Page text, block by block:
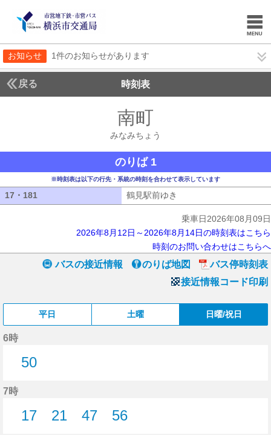
お知らせ 1件のお知らせがあります
戻る 時刻表
南町
みなみちょう
のりば 1
※時刻表は以下の行先・系統の時刻を合わせて表示しています
17・181 鶴見駅前ゆき
乗車日2026年08月09日
2026年8月12日～2026年8月14日の時刻表はこちら
時刻のお問い合わせはこちらへ
バスの接近情報 のりば地図
バス停時刻表
接近情報コード印刷
平日 土曜 日曜/祝日
6時
50
7時
17
21
47
56